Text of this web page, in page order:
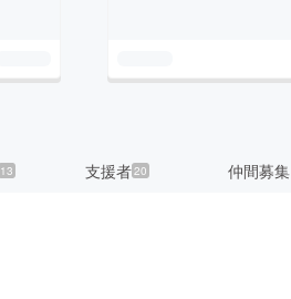
13 支援者20 仲間募集